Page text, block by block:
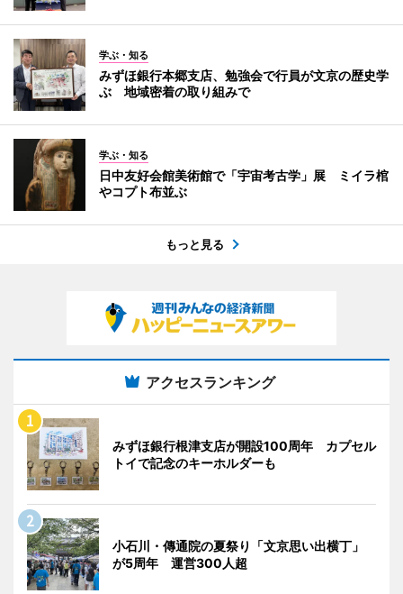
学ぶ・知る
みずほ銀行本郷支店、勉強会で行員が文京の歴史学
ぶ 地域密着の取り組みで
学ぶ・知る
日中友好会館美術館で「宇宙考古学」展 ミイラ棺
やコプト布並ぶ
もっと見る
アクセスランキング
みずほ銀行根津支店が開設100周年 カプセル
トイで記念のキーホルダーも
小石川・傳通院の夏祭り「文京思い出横丁」
が5周年 運営300人超